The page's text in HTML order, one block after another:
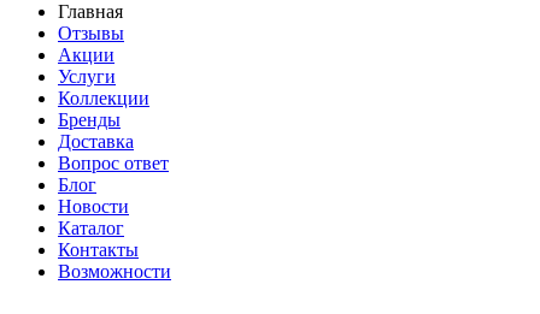
Главная
Отзывы
Акции
Услуги
Коллекции
Бренды
Доставка
Вопрос ответ
Блог
Новости
Каталог
Контакты
Возможности